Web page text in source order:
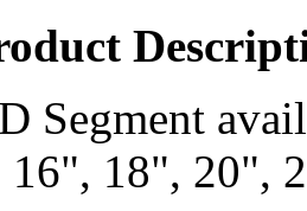
Segment
16", 18", 20",